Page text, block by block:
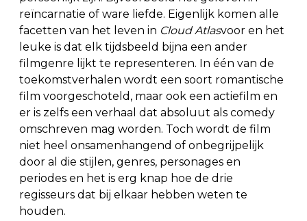
reïncarnatie of ware liefde. Eigenlijk komen alle
facetten van het leven in Cloud Atlasvoor en het
leuke is dat elk tijdsbeeld bijna een ander
filmgenre lijkt te representeren. In één van de
toekomstverhalen wordt een soort romantische
film voorgeschoteld, maar ook een actiefilm en
er is zelfs een verhaal dat absoluut als comedy
omschreven mag worden. Toch wordt de film
niet heel onsamenhangend of onbegrijpelijk
door al die stijlen, genres, personages en
periodes en het is erg knap hoe de drie
regisseurs dat bij elkaar hebben weten te
houden.